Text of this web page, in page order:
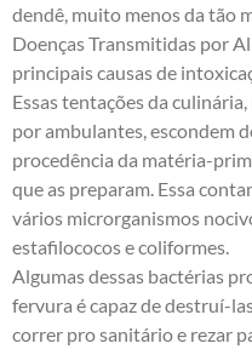
dendê, muito menos da tão
Doenças Transmitidas por
principais causas de
Essas tentações da
por ambulantes, escondem
procedência da matéria-
que as preparam. Essa
vários microrganismos
estafilococos e coliformes.
Algumas dessas bactérias
fervura é capaz de destruí-
correr pro sanitário e rezar